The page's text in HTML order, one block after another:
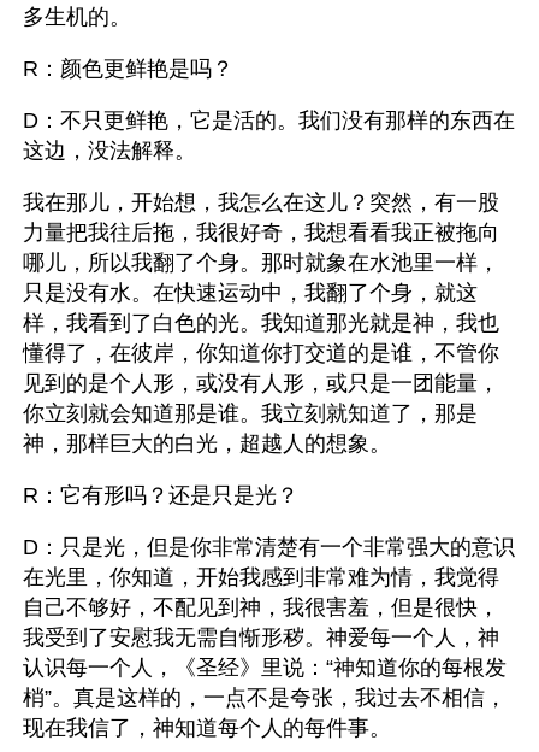
多生机的。
R：颜色更鲜艳是吗？
D：不只更鲜艳，它是活的。我们没有那样的东西在
这边，没法解释。
我在那儿，开始想，我怎么在这儿？突然，有一股
力量把我往后拖，我很好奇，我想看看我正被拖向
哪儿，所以我翻了个身。那时就象在水池里一样，
只是没有水。在快速运动中，我翻了个身，就这
样，我看到了白色的光。我知道那光就是神，我也
懂得了，在彼岸，你知道你打交道的是谁，不管你
见到的是个人形，或没有人形，或只是一团能量，
你立刻就会知道那是谁。我立刻就知道了，那是
神，那样巨大的白光，超越人的想象。
R：它有形吗？还是只是光？
D：只是光，但是你非常清楚有一个非常强大的意识
在光里，你知道，开始我感到非常难为情，我觉得
自己不够好，不配见到神，我很害羞，但是很快，
我受到了安慰我无需自惭形秽。神爱每一个人，神
认识每一个人，《圣经》里说：“神知道你的每根发
梢”。真是这样的，一点不是夸张，我过去不相信，
现在我信了，神知道每个人的每件事。